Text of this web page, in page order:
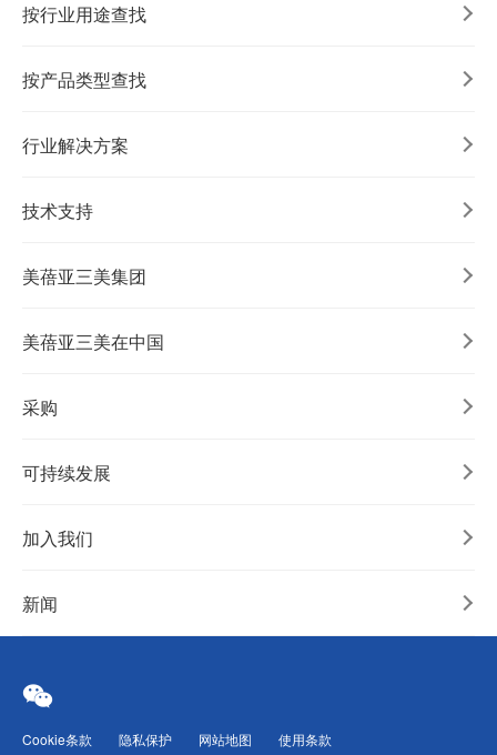
按行业用途查找
按产品类型查找
行业解决方案
技术支持
美蓓亚三美集团
美蓓亚三美在中国
采购
可持续发展
加入我们
新闻
Cookie条款 隐私保护 网站地图 使用条款